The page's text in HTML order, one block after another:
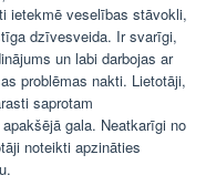
ietekmē veselības stāvokli,
dzīvesveida. Ir svarīgi,
un labi darbojas ar
problēmas nakti. Lietotāji,
saprotam
gala. Neatkarīgi no
noteikti apzināties